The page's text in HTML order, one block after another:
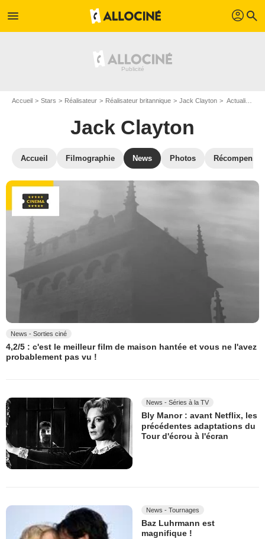
menu profil search
Accueil Stars Réalisateur Réalisateur britannique Jack Clayton Actualité Jack Clayton
Jack Clayton
Accueil Filmographie News Photos Récompenses
News - Sorties ciné
4,2/5 : c'est le meilleur film de maison hantée et vous ne l'avez
probablement pas vu !
News - Séries à la TV
Bly Manor : avant Netflix, les
précédentes adaptations du
Tour d'écrou à l'écran
News - Tournages
Baz Luhrmann est
magnifique !